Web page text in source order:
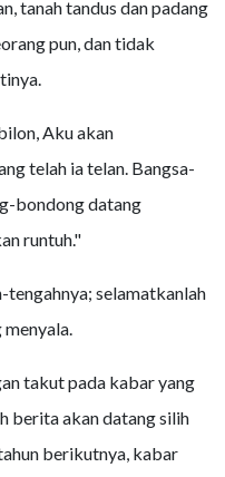
tanah tandus dan padang
pun, dan tidak
Aku akan
telah ia telan. Bangsa-
bondong datang
runtuh."
selamatkanlah
takut pada kabar yang
berita akan datang silih
berikutnya, kabar